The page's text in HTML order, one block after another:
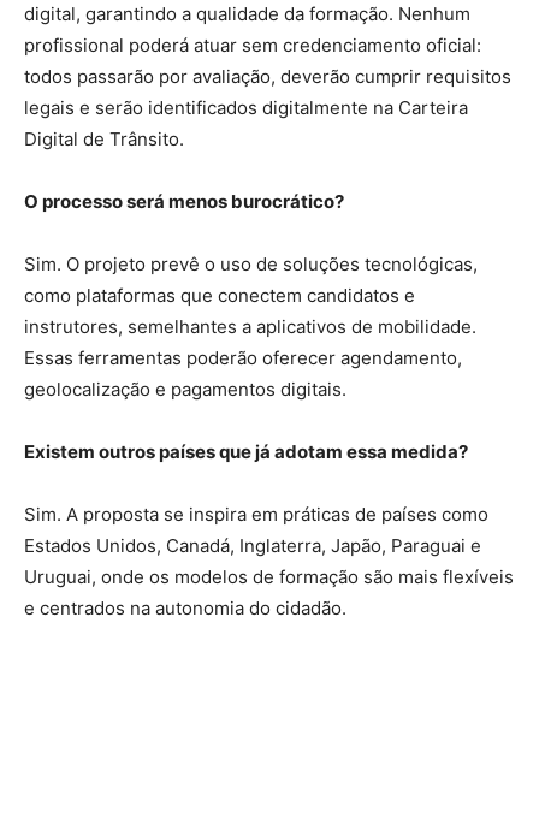
digital, garantindo a qualidade da formação. Nenhum
profissional poderá atuar sem credenciamento oficial:
todos passarão por avaliação, deverão cumprir requisitos
legais e serão identificados digitalmente na Carteira
Digital de Trânsito.
O processo será menos burocrático?
Sim. O projeto prevê o uso de soluções tecnológicas,
como plataformas que conectem candidatos e
instrutores, semelhantes a aplicativos de mobilidade.
Essas ferramentas poderão oferecer agendamento,
geolocalização e pagamentos digitais.
Existem outros países que já adotam essa medida?
Sim. A proposta se inspira em práticas de países como
Estados Unidos, Canadá, Inglaterra, Japão, Paraguai e
Uruguai, onde os modelos de formação são mais flexíveis
e centrados na autonomia do cidadão.